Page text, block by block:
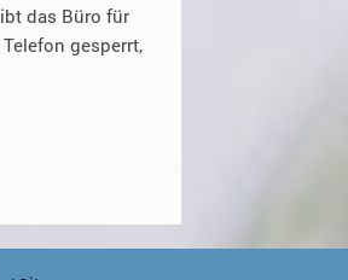
das Büro für
gesperrt,